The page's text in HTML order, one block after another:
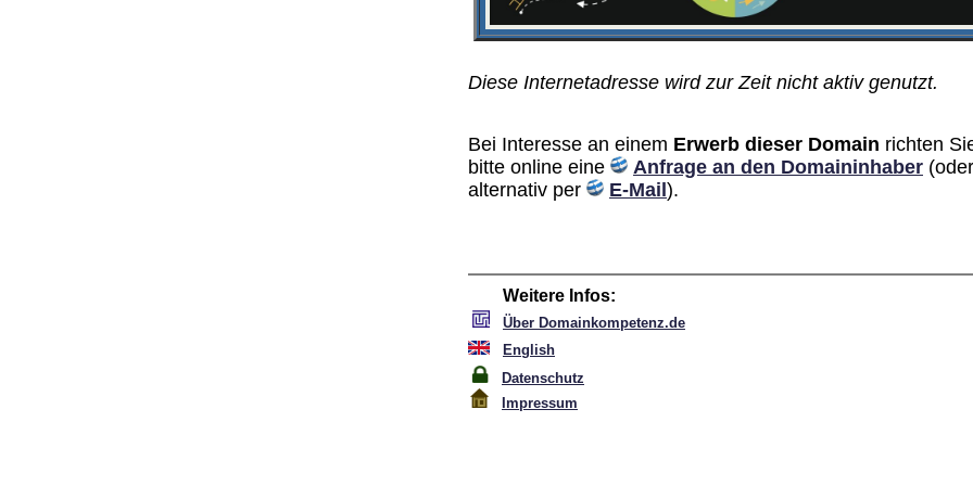
Diese Internetadresse wird zur Zeit nicht aktiv genutzt.
Bei Interesse an einem Erwerb dieser Domain richten
bitte online eine
Anfrage an den Domain­inhaber (oder
alternativ per
E-Mail ).
Weitere Infos:
Über Domainkompetenz.de
English
Datenschutz
Impressum